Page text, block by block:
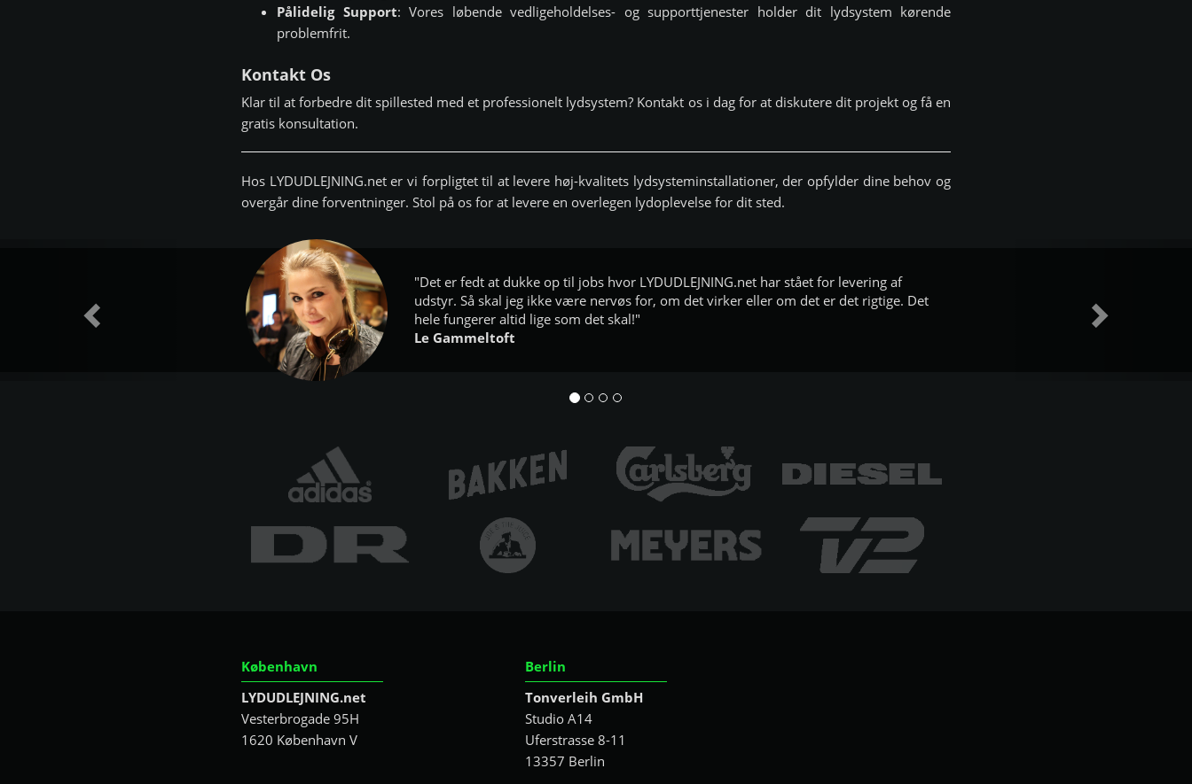
Pålidelig Support: Vores løbende vedligeholdelses- og supporttjenester holder dit lydsystem kørende
problemfrit.
Kontakt Os
Klar til at forbedre dit spillested med et professionelt lydsystem? Kontakt os i dag for at diskutere dit projekt og få en
gratis konsultation.
Hos LYDUDLEJNING.net er vi forpligtet til at levere høj-kvalitets lydsysteminstallationer, der opfylder dine behov og
overgår dine forventninger. Stol på os for at levere en overlegen lydoplevelse for dit sted.
"Det er fedt at dukke op til jobs hvor LYDUDLEJNING.net har stået for levering af
udstyr. Så skal jeg ikke være nervøs for, om det virker eller om det er det rigtige. Det
hele fungerer altid lige som det skal!"
Le Gammeltoft
Forrige Næste
København
LYDUDLEJNING.net
Vesterbrogade 95H
1620 København V
Berlin
Tonverleih GmbH
Studio A14
Uferstrasse 8-11
13357 Berlin